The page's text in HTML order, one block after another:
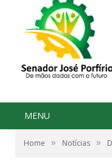
MENU
Home » Notícias »